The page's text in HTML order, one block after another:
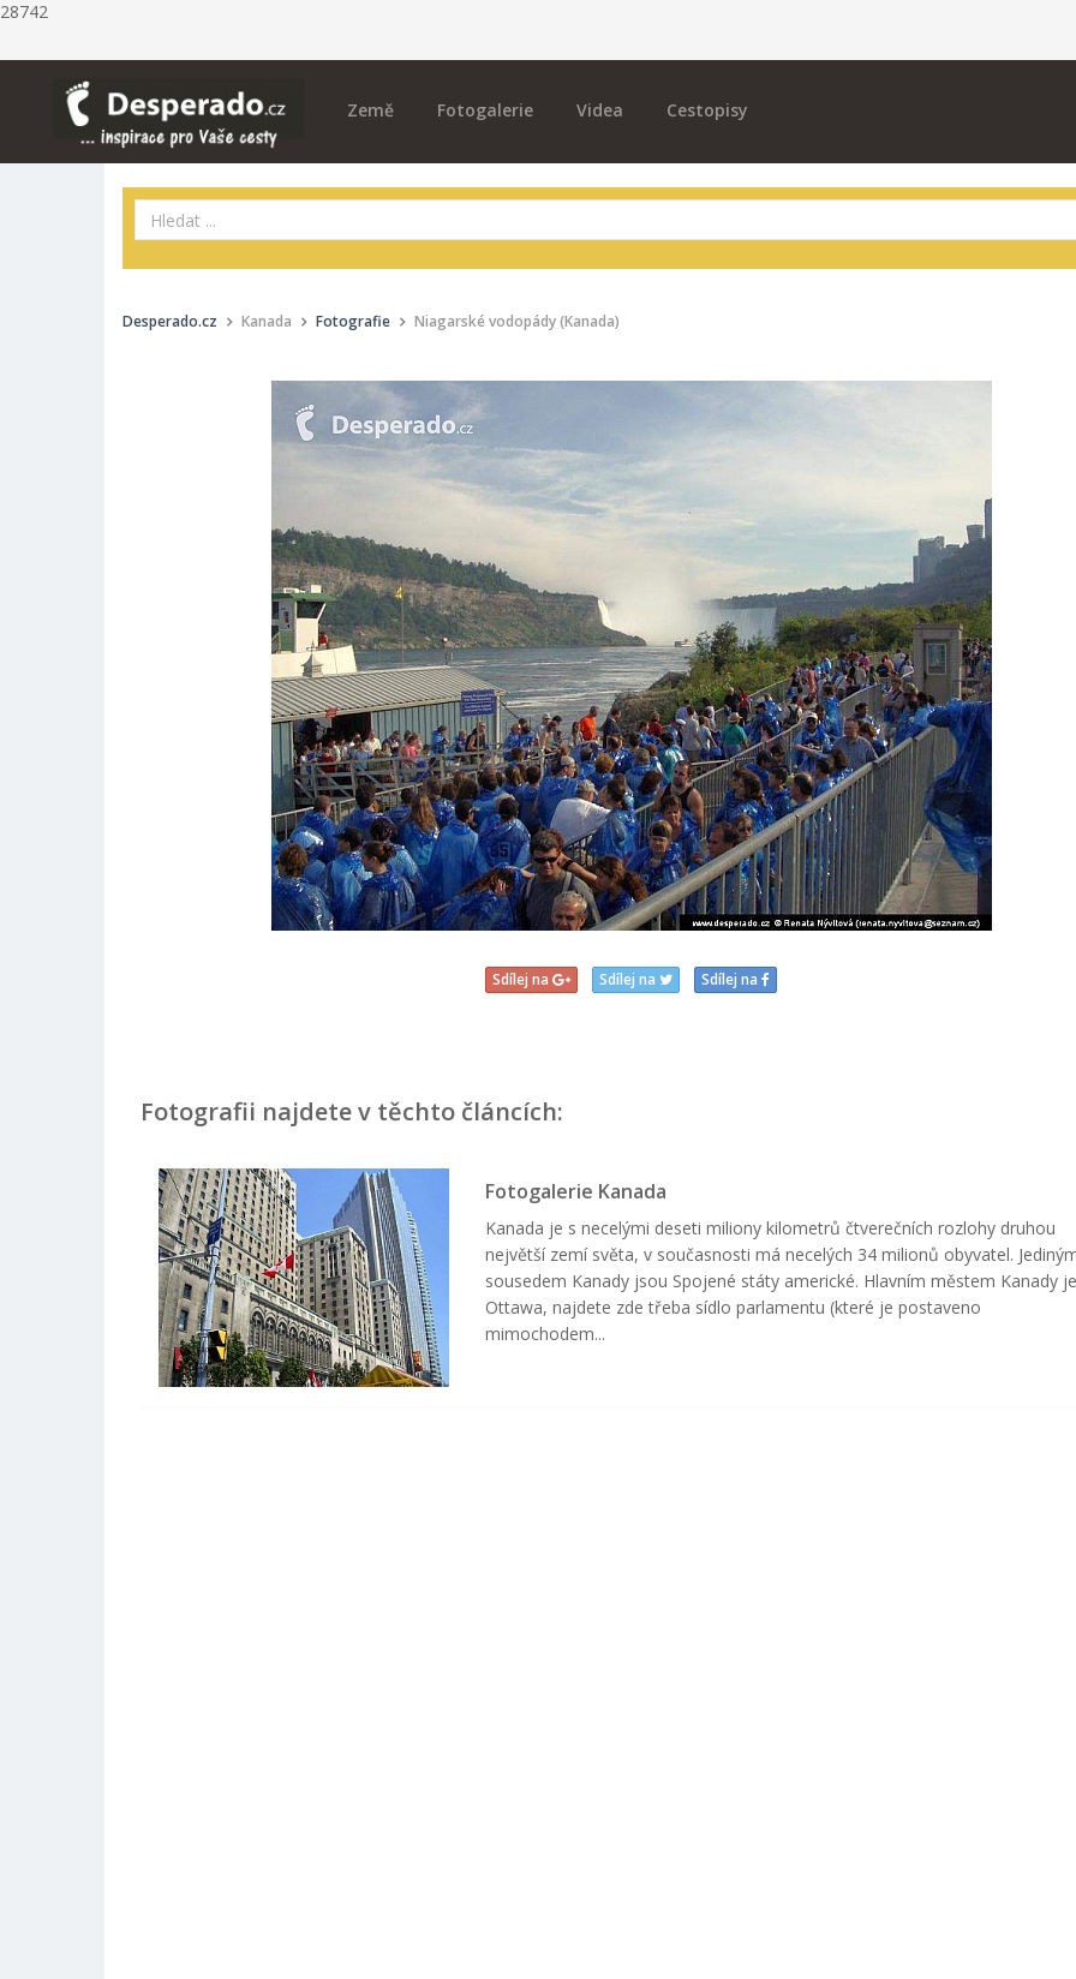
28742
Země Fotogalerie Videa Cestopisy
Desperado.cz Kanada Fotografie Niagarské vodopády (Kanada)
Sdílej na Sdílej na Sdílej na
Fotografii najdete v těchto článcích:
Fotogalerie Kanada
Kanada je s necelými deseti miliony kilometrů čtverečních rozlohy druhou
největší zemí světa, v současnosti má necelých 34 milionů obyvatel.
sousedem Kanady jsou Spojené státy americké. Hlavním městem Kanady
Ottawa, najdete zde třeba sídlo parlamentu (které je postaveno
mimochodem...